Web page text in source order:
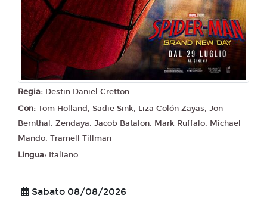
Regia: Destin Daniel Cretton
Con: Tom Holland, Sadie Sink, Liza Colón Zayas, Jon
Bernthal, Zendaya, Jacob Batalon, Mark Ruffalo, Michael
Mando, Tramell Tillman
Lingua: Italiano
Sabato 08/08/2026